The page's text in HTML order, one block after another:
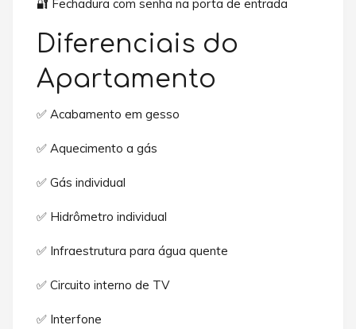
🔐 Fechadura com senha na porta de entrada
Diferenciais do
Apartamento
✅ Acabamento em gesso
✅ Aquecimento a gás
✅ Gás individual
✅ Hidrômetro individual
✅ Infraestrutura para água quente
✅ Circuito interno de TV
✅ Interfone